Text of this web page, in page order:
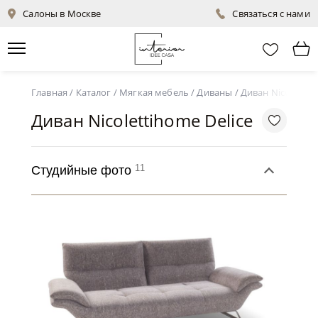
Салоны в Москве Связаться с нами
Главная / Каталог / Мягкая мебель /Диваны /Диван
Диван Nicolettihome Delice
Студийные фото 11